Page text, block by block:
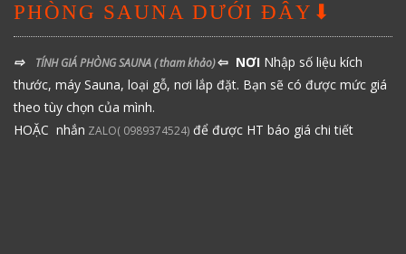
PHÒNG SAUNA DƯỚI ĐÂY⬇
⇨ TÍNH GIÁ PHÒNG SAUNA( tham khảo)⇦ NƠI Nhập số liệu kích
thước, máy Sauna, loại gỗ, nơi lắp đặt. Bạn sẽ có được mức giá
theo tùy chọn của mình.
HOẶC nhắn ZALO( 0989374524) để được HT báo giá chi tiết